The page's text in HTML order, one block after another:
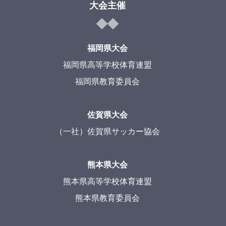
大会主催
福岡県大会
福岡県高等学校体育連盟
福岡県教育委員会
佐賀県大会
（一社）佐賀県サッカー協会
熊本県大会
熊本県高等学校体育連盟
熊本県教育委員会